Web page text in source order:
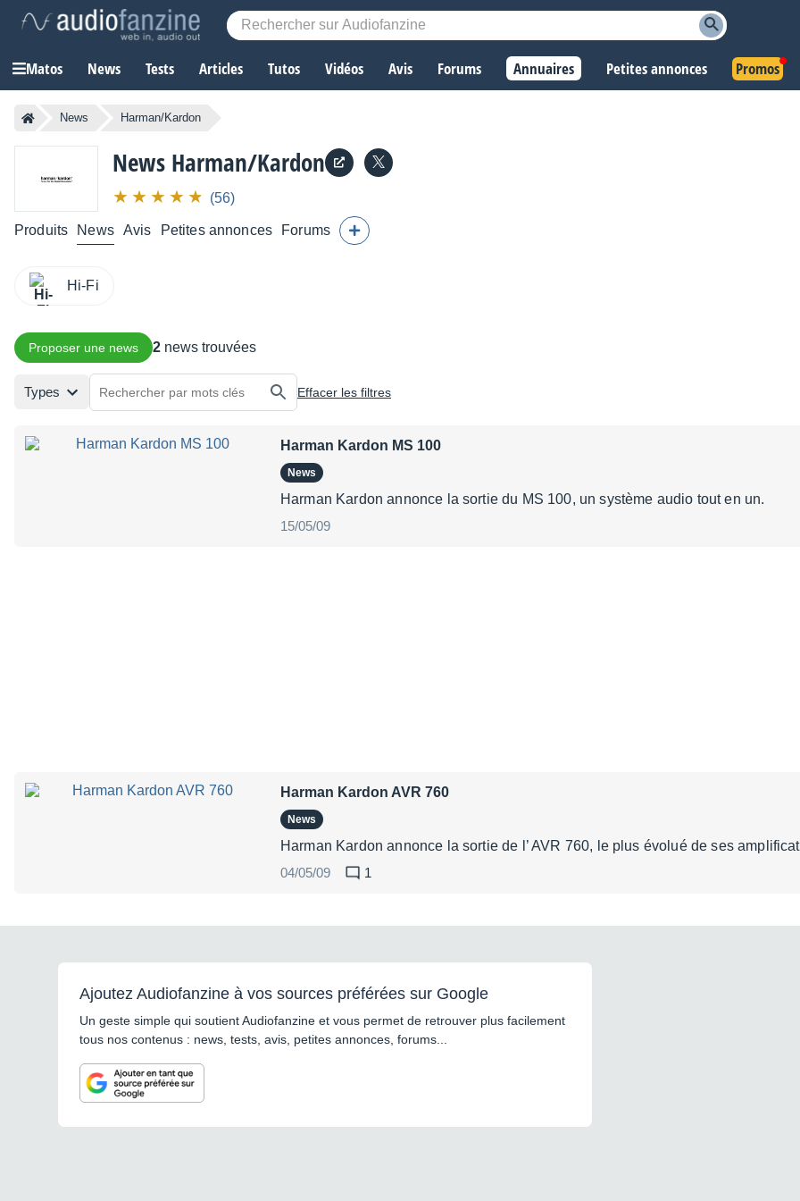
Matos News Tests Articles Tutos Vidéos Avis Forums Annuaires Petites annonces Promos
News Harman/Kardon
News Harman/Kardon
(56)
Produits News Avis Petites annonces Forums
Hi-Fi
Proposer une news 2 news trouvées
Types Effacer les filtres
Harman Kardon MS 100
News
Harman Kardon annonce la sortie du MS 100, un système audio tout en un.
15/05/09
Harman Kardon AVR 760
News
Harman Kardon annonce la sortie de l’ AVR 760, le plus évolué de ses
04/05/09
1
Ajoutez Audiofanzine à vos sources préférées sur Google
Un geste simple qui soutient Audiofanzine et vous permet de retrouver plus facilement
tous nos contenus : news, tests, avis, petites annonces, forums...